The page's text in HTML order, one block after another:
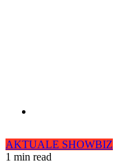
AKTUALE SHOWBIZ
1 min read